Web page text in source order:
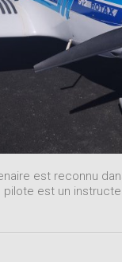
est reconnu
pilote est un